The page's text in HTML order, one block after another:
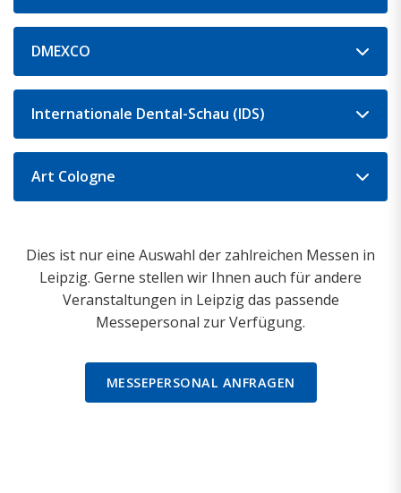
DMEXCO
Internationale Dental-Schau (IDS)
Art Cologne
Dies ist nur eine Auswahl der zahlreichen Messen in
Leipzig. Gerne stellen wir Ihnen auch für andere
Veranstaltungen in Leipzig das passende
Messepersonal zur Verfügung.
MESSEPERSONAL ANFRAGEN